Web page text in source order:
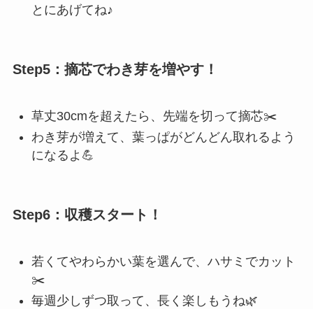
とにあげてね♪
Step5：摘芯でわき芽を増やす！
草丈30cmを超えたら、先端を切って摘芯✂️
わき芽が増えて、葉っぱがどんどん取れるよう
になるよ💪
Step6：収穫スタート！
若くてやわらかい葉を選んで、ハサミでカット
✂️
毎週少しずつ取って、長く楽しもうね🌿